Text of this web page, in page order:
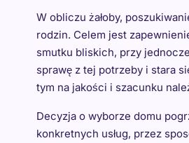
W obliczu żałoby,
rodzin. Celem jest
smutku bliskich, przy
sprawę z tej potrzeby i stara
tym na jakości i szacunku
Decyzja o wyborze domu
konkretnych usług, przez